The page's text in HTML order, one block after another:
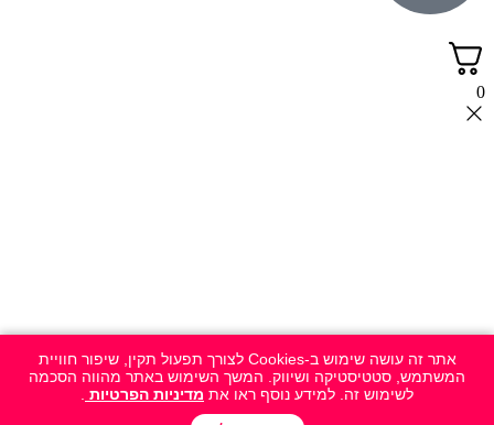
אתר זה עושה שימוש ב-Cookies לצורך תפעול תקין, שיפור חוויית
המשתמש, סטטיסטיקה ושיווק. המשך השימוש באתר מהווה הסכמה
לשימוש זה. למידע נוסף ראו את מדיניות הפרטיות
0